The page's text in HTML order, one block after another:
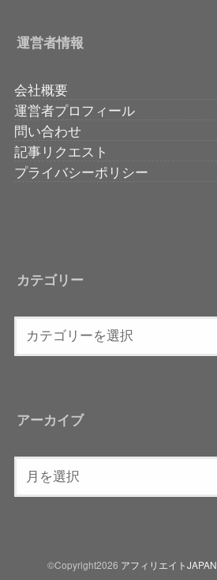
運営者情報
会社概要
運営者プロフィール
問い合わせ
記事リクエスト
プライバシーポリシー
カテゴリー
アーカイブ
©Copyright2026 アフィリエイトJAPAN